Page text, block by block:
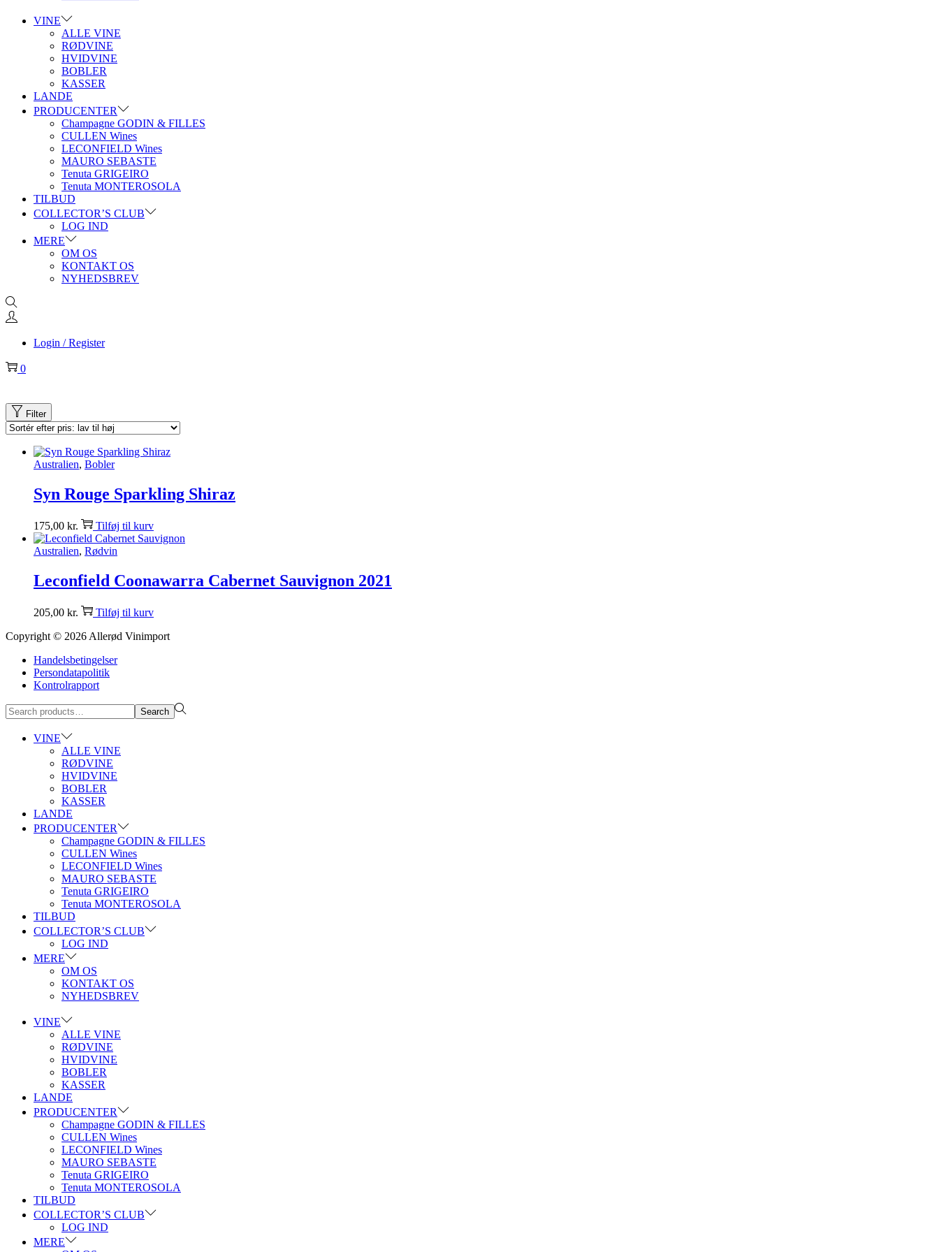
VINE
ALLE VINE
RØDVINE
HVIDVINE
BOBLER
KASSER
LANDE
PRODUCENTER
Champagne GODIN & FILLES
CULLEN Wines
LECONFIELD Wines
MAURO SEBASTE
Tenuta GRIGEIRO
Tenuta MONTEROSOLA
TILBUD
COLLECTOR’S CLUB
LOG IND
MERE
OM OS
KONTAKT OS
NYHEDSBREV
Login / Register
0
Filter
Australien, Bobler
Syn Rouge Sparkling Shiraz
175,00 kr. Tilføj til kurv
Australien, Rødvin
Leconfield Coonawarra Cabernet Sauvignon 2021
205,00 kr.
Tilføj til kurv
Copyright © 2026 Allerød Vinimport
Handelsbetingelser
Persondatapolitik
Kontrolrapport
Search
for:>
Search
VINE
ALLE VINE
RØDVINE
HVIDVINE
BOBLER
KASSER
LANDE
PRODUCENTER
Champagne GODIN & FILLES
CULLEN Wines
LECONFIELD Wines
MAURO SEBASTE
Tenuta GRIGEIRO
Tenuta MONTEROSOLA
TILBUD
COLLECTOR’S CLUB
LOG IND
MERE
OM OS
KONTAKT OS
NYHEDSBREV
VINE
ALLE VINE
RØDVINE
HVIDVINE
BOBLER
KASSER
LANDE
PRODUCENTER
Champagne GODIN & FILLES
CULLEN Wines
LECONFIELD Wines
MAURO SEBASTE
Tenuta GRIGEIRO
Tenuta MONTEROSOLA
TILBUD
COLLECTOR’S CLUB
LOG IND
MERE